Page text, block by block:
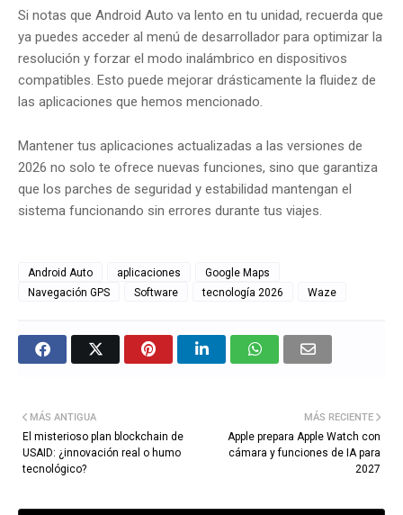
Si notas que Android Auto va lento en tu unidad, recuerda que
ya puedes acceder al menú de desarrollador para optimizar la
resolución y forzar el modo inalámbrico en dispositivos
compatibles. Esto puede mejorar drásticamente la fluidez de
las aplicaciones que hemos mencionado.
Mantener tus aplicaciones actualizadas a las versiones de
2026 no solo te ofrece nuevas funciones, sino que garantiza
que los parches de seguridad y estabilidad mantengan el
sistema funcionando sin errores durante tus viajes.
Android Auto aplicaciones
Google Maps
Navegación GPS
Software tecnología 2026 Waze
MÁS RECIENTE
Apple prepara Apple Watch con
cámara y funciones de IA para
2027
MÁS ANTIGUA
El misterioso plan blockchain de
USAID: ¿innovación real o humo
tecnológico?